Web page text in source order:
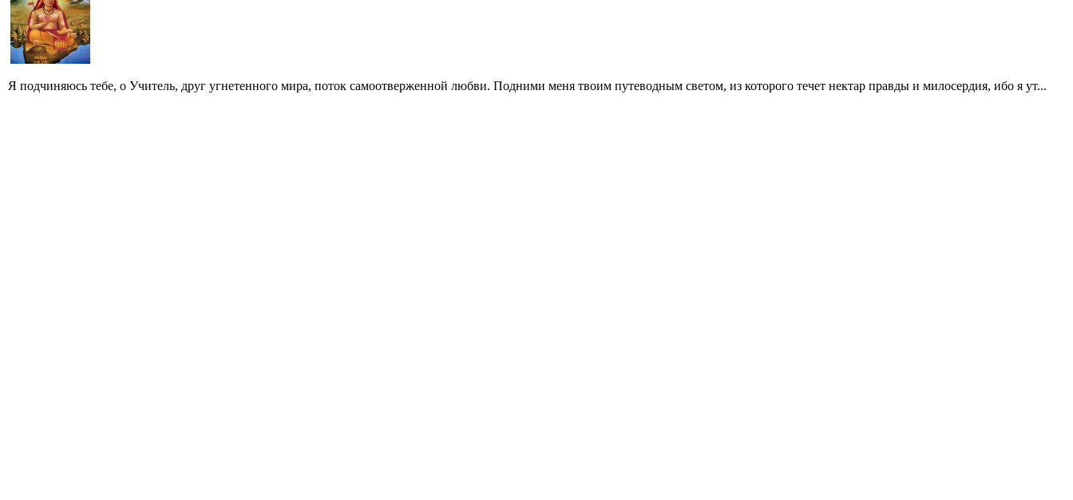
Я подчиняюсь тебе, о Учитель, друг угнетенного мира, поток самоотверженной любви. Подними меня твоим путеводным светом, из которого течет нектар правды и милосердия, ибо я ут...